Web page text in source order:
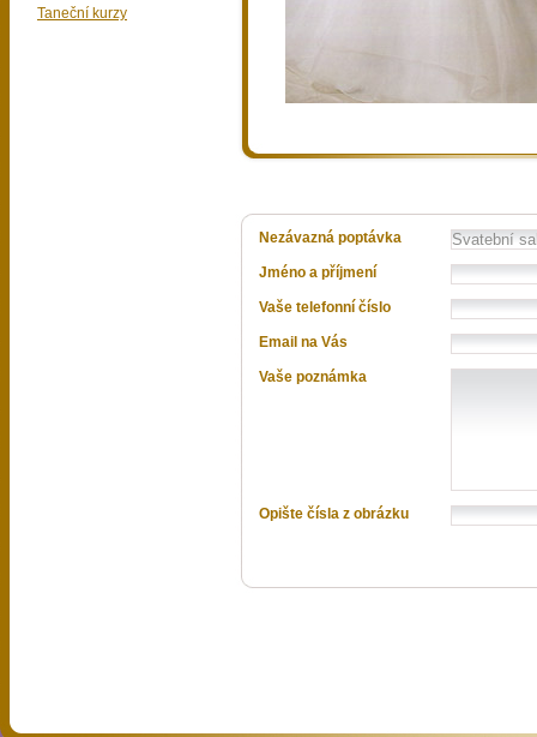
Nezávazná poptávka
Jméno a příjmení
Vaše telefonní číslo
Email na Vás
Vaše poznámka
Opište čísla z obrázku
Taneční kurzy